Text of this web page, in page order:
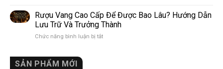
Dễ
Hiểu
Người
khác
nhau
và
vì
en
Bouteille
au
Château
Rượu Vang Cao Cấp Để Được Bao Lâu? Hướng Dẫn
Lưu Trữ Và Trưởng Thành
Chức năng bình luận bị tắtở
SẢN PHẨM MỚI